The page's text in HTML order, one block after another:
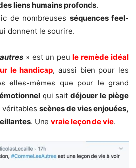
liens humains profonds.
de nombreuses séquences feel-
donnent le sourire.
» est un peule remède idéal
le handicap, aussi bien pour les
elles-mêmes que pour le grand
qui saitdéjouer le piège
véritables scènes de vies enjouées,
. Une vraie leçon de vie.